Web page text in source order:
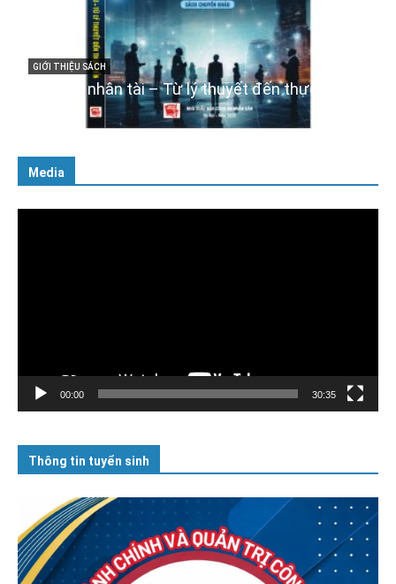
GIỚI THIỆU SÁCH
Cuốn sách “Tuyệt đối trung thành với Tổ quốc,
với Đảng, Nhà nước và Nhân dân – Sáng ngời
tư cách người Công an cách mạng”
Media
00:00 30:35
Thông tin tuyển sinh